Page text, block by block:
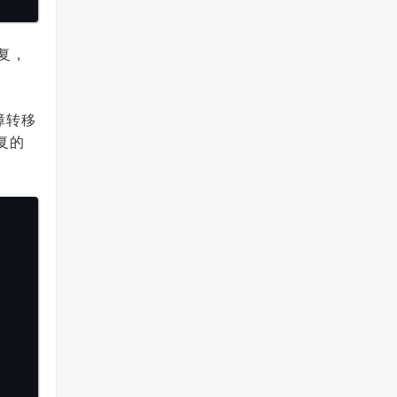
，
转移
的